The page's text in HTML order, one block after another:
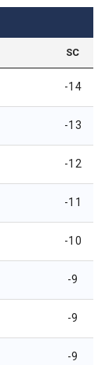
SC
-14
-13
-12
-11
-10
-9
-9
-9